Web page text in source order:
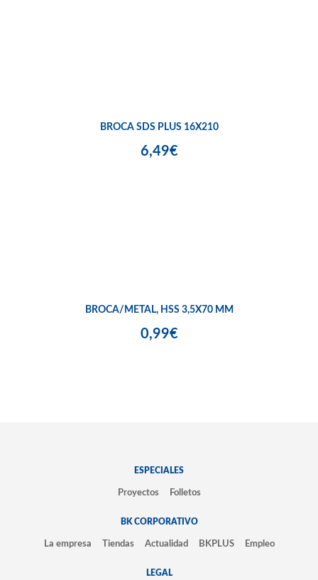
BROCA SDS PLUS 16X210
6,49€
BROCA/METAL, HSS 3,5X70 MM
0,99€
ESPECIALES
Proyectos Folletos
BK CORPORATIVO
La empresa Tiendas Actualidad BKPLUS Empleo
LEGAL